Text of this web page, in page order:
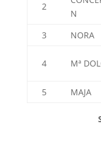
2
N
3 NORA
4 Mª
5
MAJA